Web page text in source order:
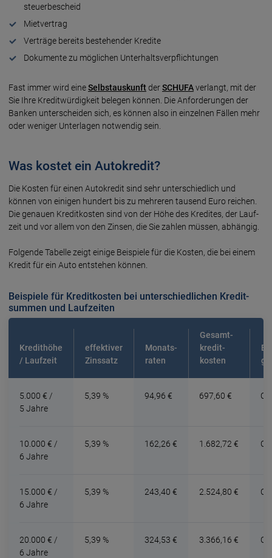
steuer­bescheid
Miet­vertrag
Verträge bereits beste­hen­der Kredite
Dokumente zu mög­lichen Unter­halts­ver­pflich­tungen
Fast immer wird eineSelbst­aus­kunftderSCHUFAverlangt, mit der
Sie Ihre Kredit­würdig­keit belegen können. Die Anforde­rungen der
Banken unter­scheiden sich, es können also in einzelnen Fällen mehr
oder weniger Unter­lagen notwendig sein.
Was kostet ein Autokredit?
Die Kosten für einen Auto­kredit sind sehr unter­schied­lich und
können von einigen hundert bis zu mehre­ren tausend Euro reichen.
Die genauen Kredit­kos­ten sind von der Höhe des Kredites, der Lauf­
zeit und vor allem von den Zinsen, die Sie zahlen müssen, abhän­gig.
Folgende Tabelle zeigt einige Bei­spiele für die Kosten, die bei einem
Kredit für ein Auto entste­hen können.
Beispiele für Kreditkosten bei unter­schied­lichen Kredit­
summen und Laufzeiten
Kredithöhe
/ Laufzeit
effektiver
Zins­satz
Monats­
raten
Gesamt­
kredit­
kosten
5.000 € /
5 Jahre
5,39 % 94,96 € 697,60 €
10.000 € /
6 Jahre
5,39 % 162,26 € 1.682,72 €
15.000 € /
6 Jahre
5,39 % 243,40 € 2.524,80 €
20.000 € /
6 Jahre
5,39 % 324,53 € 3.366,16 €